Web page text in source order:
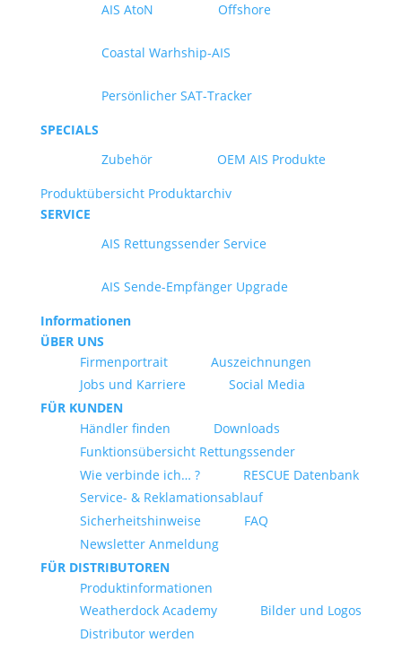
AIS AtoN
Offshore
Coastal Warhship-AIS
Persönlicher SAT-Tracker
SPECIALS
Zubehör
OEM AIS Produkte
Produktübersicht Produktarchiv
SERVICE
AIS Rettungssender Service
AIS Sende-Empfänger Upgrade
Informationen
ÜBER UNS
Firmenportrait
Auszeichnungen
Jobs und Karriere
Social Media
FÜR KUNDEN
Händler finden
Downloads
Funktionsübersicht Rettungssender
Wie verbinde ich… ?
RESCUE Datenbank
Service- & Reklamationsablauf
Sicherheitshinweise
FAQ
Newsletter Anmeldung
FÜR DISTRIBUTOREN
Produktinformationen
Weatherdock Academy
Bilder und Logos
Distributor werden